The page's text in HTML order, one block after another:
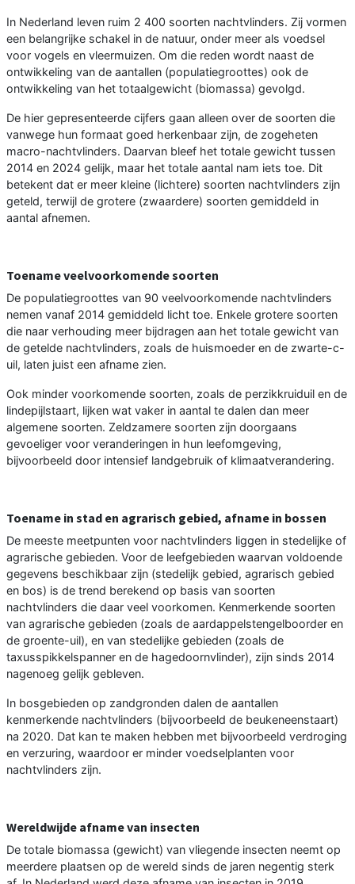
In Nederland leven ruim 2 400 soorten nachtvlinders. Zij vormen
een belangrijke schakel in de natuur, onder meer als voedsel
voor vogels en vleermuizen. Om die reden wordt naast de
ontwikkeling van de aantallen (populatiegroottes) ook de
ontwikkeling van het totaalgewicht (biomassa) gevolgd.
De hier gepresenteerde cijfers gaan alleen over de soorten die
vanwege hun formaat goed herkenbaar zijn, de zogeheten
macro-nachtvlinders. Daarvan bleef het totale gewicht tussen
2014 en 2024 gelijk, maar het totale aantal nam iets toe. Dit
betekent dat er meer kleine (lichtere) soorten nachtvlinders zijn
geteld, terwijl de grotere (zwaardere) soorten gemiddeld in
aantal afnemen.
Toename veelvoorkomende soorten
De populatiegroottes van 90 veelvoorkomende nachtvlinders
nemen vanaf 2014 gemiddeld licht toe. Enkele grotere soorten
die naar verhouding meer bijdragen aan het totale gewicht van
de getelde nachtvlinders, zoals de huismoeder en de zwarte-c-
uil, laten juist een afname zien.
Ook minder voorkomende soorten, zoals de perzikkruiduil en de
lindepijlstaart, lijken wat vaker in aantal te dalen dan meer
algemene soorten. Zeldzamere soorten zijn doorgaans
gevoeliger voor veranderingen in hun leefomgeving,
bijvoorbeeld door intensief landgebruik of klimaatverandering.
Toename in stad en agrarisch gebied, afname in bossen
De meeste meetpunten voor nachtvlinders liggen in stedelijke of
agrarische gebieden. Voor de leefgebieden waarvan voldoende
gegevens beschikbaar zijn (stedelijk gebied, agrarisch gebied
en bos) is de trend berekend op basis van soorten
nachtvlinders die daar veel voorkomen. Kenmerkende soorten
van agrarische gebieden (zoals de aardappelstengelboorder en
de groente-uil), en van stedelijke gebieden (zoals de
taxusspikkelspanner en de hagedoornvlinder), zijn sinds 2014
nagenoeg gelijk gebleven.
In bosgebieden op zandgronden dalen de aantallen
kenmerkende nachtvlinders (bijvoorbeeld de beukeneenstaart)
na 2020. Dat kan te maken hebben met bijvoorbeeld verdroging
en verzuring, waardoor er minder voedselplanten voor
nachtvlinders zijn.
Wereldwijde afname van insecten
De totale biomassa (gewicht) van vliegende insecten neemt op
meerdere plaatsen op de wereld sinds de jaren negentig sterk